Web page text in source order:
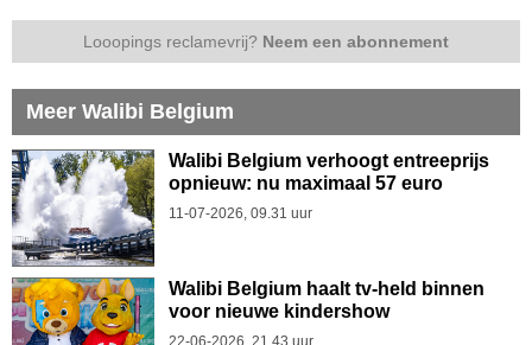
Looopings reclamevrij? Neem een abonnement
Meer Walibi Belgium
Walibi Belgium verhoogt entreeprijs
opnieuw: nu maximaal 57 euro
11-07-2026, 09.31 uur
Walibi Belgium haalt tv-held binnen
voor nieuwe kindershow
22-06-2026, 21.43 uur